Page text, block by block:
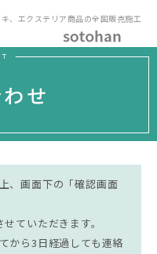
、エクステリア商品の全国販売施工
せ
、画面下の「確認画面
ていただきます。
から3日経過しても連絡